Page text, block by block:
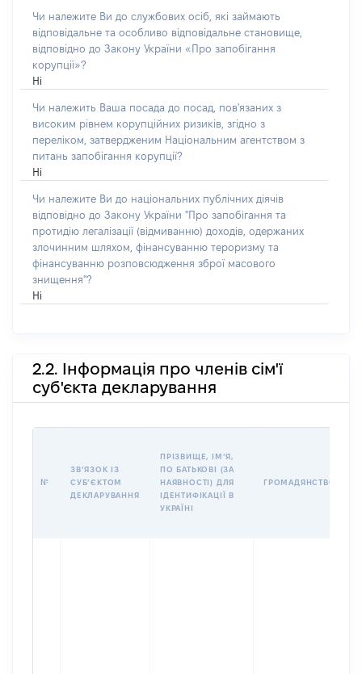
Чи належите Ви до службових осіб, які займають
відповідальне та особливо відповідальне становище,
відповідно до Закону України «Про запобігання
корупції»?
Ні
Чи належить Ваша посада до посад, пов'язаних з
високим рівнем корупційних ризиків, згідно з
переліком, затвердженим Національним агентством з
питань запобігання корупції?
Ні
Чи належите Ви до національних публічних діячів
відповідно до Закону України "Про запобігання та
протидію легалізації (відмиванню) доходів, одержаних
злочинним шляхом, фінансуванню тероризму та
фінансуванню розповсюдження зброї масового
знищення"?
Ні
2.2. Інформація про членів сім'ї
суб'єкта декларування
№
ЗВʼЯЗОК ІЗ
СУБʼЄКТОМ
ДЕКЛАРУВАННЯ
ПРІЗВИЩЕ, ІМʼЯ,
ПО БАТЬКОВІ (ЗА
НАЯВНОСТІ) ДЛЯ
ІДЕНТИФІКАЦІЇ В
УКРАЇНІ
ГРОМАДЯНСТВО